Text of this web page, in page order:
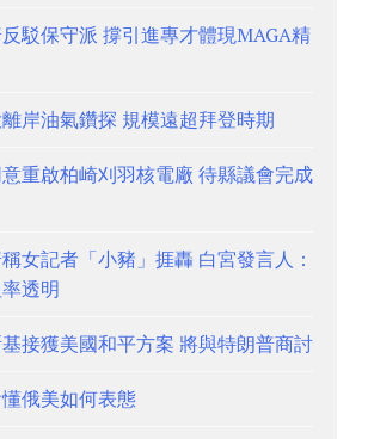
駁保守派 撐引進專才體現MAGA精
岸油氣鑽探 規模遠超拜登時期
重啟柏崎刈羽核電廠 待縣議會完成
女記者「小豬」捱轟 白宮發言人：
透明
接獲美國和平方案 將與特朗普商討
俄美如何表態